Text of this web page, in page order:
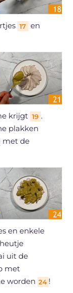
17 en
krijgt 19 .
plakken
met de
en enkele
uit de
met
worden 24 !